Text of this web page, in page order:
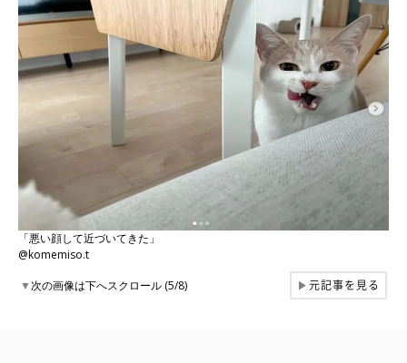
「悪い顔して近づいてきた」
@komemiso.t
▼次の画像は下へスクロール (5/8) ▶元記事を見る